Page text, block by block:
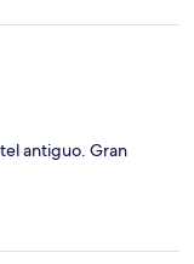
antiguo. Gran